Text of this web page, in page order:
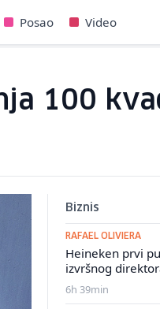
Posao Video
100
Biznis
RAFAEL OLIVIERA
Heineken prvi
izvršnog
6h 39min